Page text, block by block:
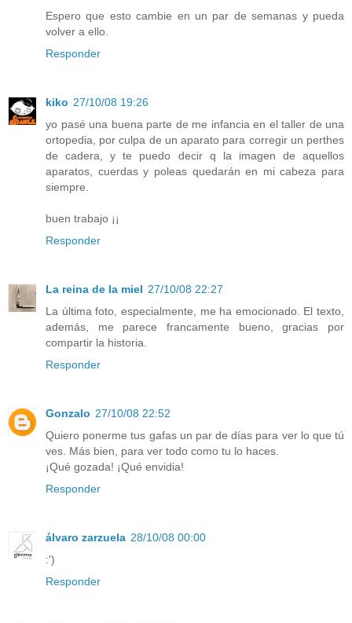
Espero que esto cambie en un par de semanas y pueda
volver a ello.
Responder
kiko 27/10/08 19:26
yo pasé una buena parte de me infancia en el taller de una
ortopedia, por culpa de un aparato para corregir un perthes
de cadera, y te puedo decir q la imagen de aquellos
aparatos, cuerdas y poleas quedarán en mi cabeza para
siempre.
buen trabajo ¡¡
Responder
La reina de la miel 27/10/08 22:27
La última foto, especialmente, me ha emocionado. El texto,
además, me parece francamente bueno, gracias por
compartir la historia.
Responder
Gonzalo 27/10/08 22:52
Quiero ponerme tus gafas un par de días para ver lo que tú
ves. Más bien, para ver todo como tu lo haces.
¡Qué gozada! ¡Qué envidia!
Responder
álvaro zarzuela 28/10/08 00:00
:')
Responder